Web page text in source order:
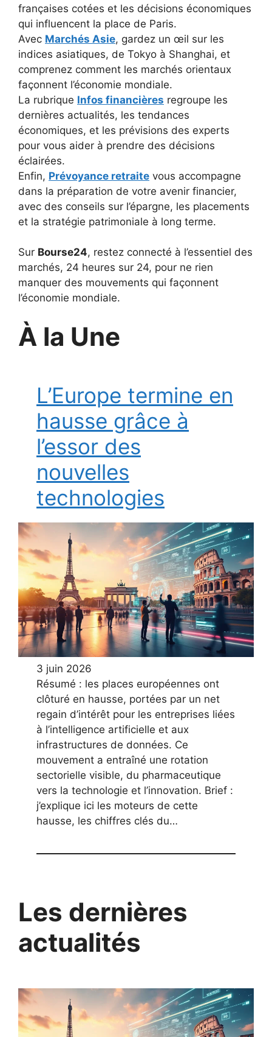
françaises cotées et les décisions économiques
qui influencent la place de Paris.
Avec Marchés Asie, gardez un œil sur les
indices asiatiques, de Tokyo à Shanghai, et
comprenez comment les marchés orientaux
façonnent l’économie mondiale.
La rubrique Infos financières regroupe les
dernières actualités, les tendances
économiques, et les prévisions des experts
pour vous aider à prendre des décisions
éclairées.
Enfin, Prévoyance retraite vous accompagne
dans la préparation de votre avenir financier,
avec des conseils sur l’épargne, les placements
et la stratégie patrimoniale à long terme.
Sur Bourse24, restez connecté à l’essentiel des
marchés, 24 heures sur 24, pour ne rien
manquer des mouvements qui façonnent
l’économie mondiale.
À la Une
L’Europe termine en
hausse grâce à
l’essor des
nouvelles
technologies
3 juin 2026
Résumé : les places européennes ont
clôturé en hausse, portées par un net
regain d’intérêt pour les entreprises liées
à l’intelligence artificielle et aux
infrastructures de données. Ce
mouvement a entraîné une rotation
sectorielle visible, du pharmaceutique
vers la technologie et l’innovation. Brief :
j’explique ici les moteurs de cette
hausse, les chiffres clés du…
Les dernières
actualités